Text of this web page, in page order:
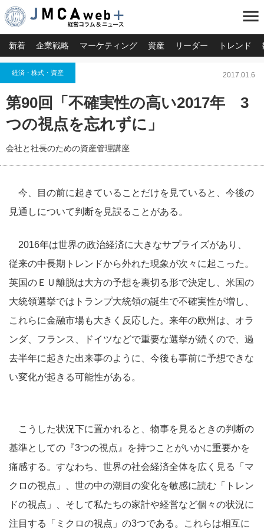
menu
新着 企業戦略 マーケティング 資産 リーダー トレンド
経済・株式・資産 2017.01.6
第90回「不確実性の高い2017年 3
つの視点を忘れずに」
会社と社長のための資産管理講座
今、目の前に起きていることだけを見ていると、今後の
見通しについて判断を見誤ることがある。
2016年は世界の政治経済に大きなサプライズがあり、
従来の中長期トレンドから外れた現象が次々に起こった。
英国のＥＵ離脱は大方の予想を裏切る形で決定し、米国の
大統領選挙ではトランプ大統領の誕生で不確実性が増し、
これらに金融市場も大きく反応した。来年の欧州は、オラ
ンダ、フランス、ドイツなどで重要な選挙が続くので、過
去半年に起きた出来事のように、今後も事前に予想できな
い変化が起きる可能性がある。
こうした状況下に置かれると、物事を見るときの判断の
基準としての『3つの視点』を持つことがいかに重要かを
痛感する。すなわち、世界の社会経済全体を広く見る「マ
クロの視点」、世の中の潮目の変化を敏感に読む「トレン
ドの視点」、そして私たちの家計や経営など個々の状況に
注目する「ミクロの視点」の3つである。これらは相互に